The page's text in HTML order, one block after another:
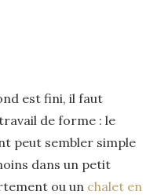
est fini, il faut
de forme : le
peut sembler simple
dans un petit
ou un chalet en